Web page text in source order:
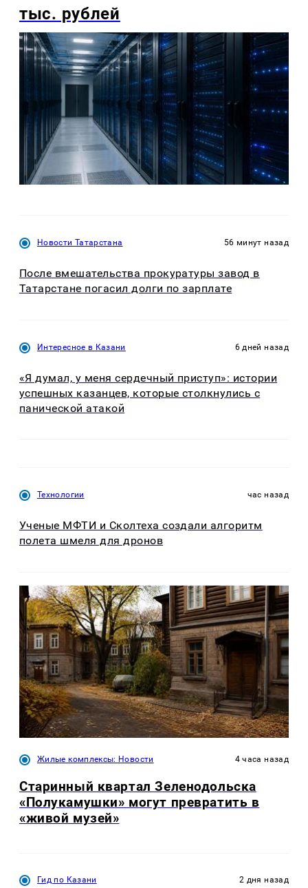
тыс. рублей
Новости Татарстана 56 минут назад
После вмешательства прокуратуры завод в
Татарстане погасил долги по зарплате
Интересное в Казани 6 дней назад
«Я думал, у меня сердечный приступ»: истории
успешных казанцев, которые столкнулись с
панической атакой
Технологии час назад
Ученые МФТИ и Сколтеха создали алгоритм
полета шмеля для дронов
Жилые комплексы: Новости 4 часа назад
Старинный квартал Зеленодольска
«Полукамушки» могут превратить в
«живой музей»
Гид по Казани 2 дня назад